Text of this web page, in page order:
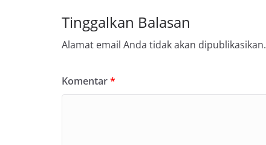
Tinggalkan Balasan
Alamat email Anda tidak akan dipublikasikan.
Komentar*